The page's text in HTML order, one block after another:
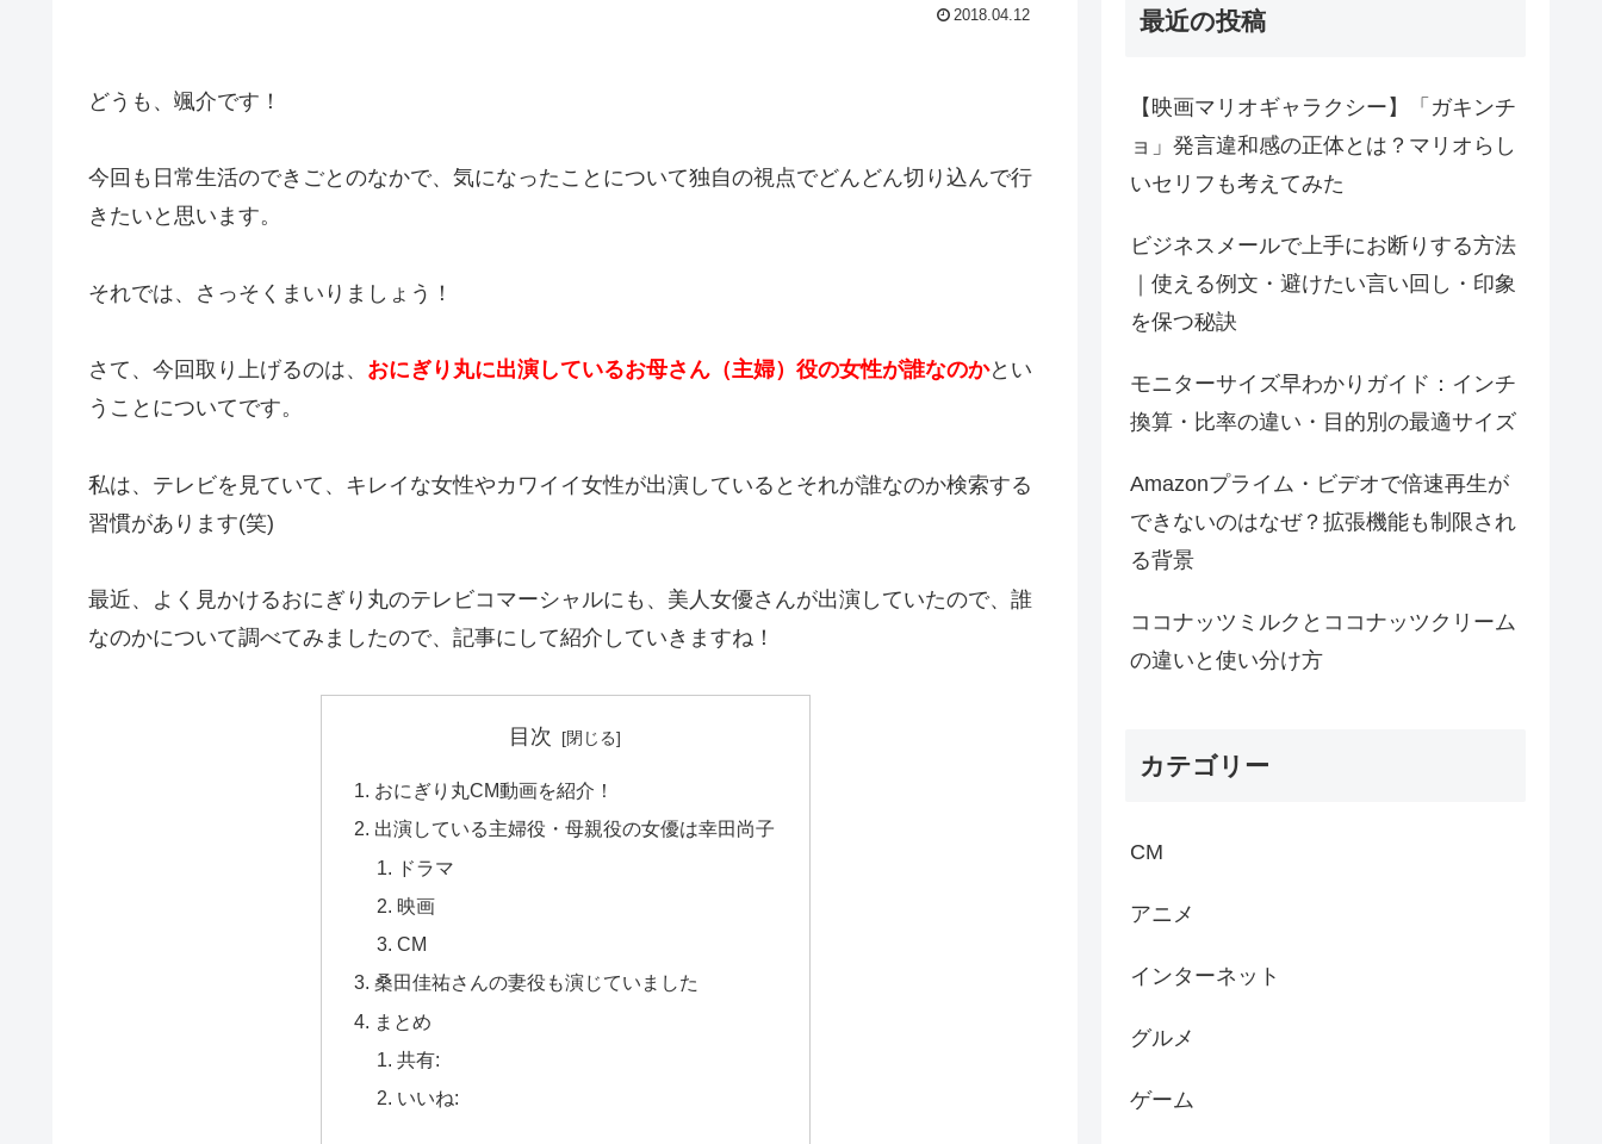
2018.04.12
どうも、颯介です！
今回も日常生活のできごとのなかで、気になったことについて独自の視点でどんどん切り込んで行
きたいと思います。
それでは、さっそくまいりましょう！
さて、今回取り上げるのは、 おにぎり丸に出演しているお母さん（主婦）役の女性が誰なのかとい
うことについてです。
私は、テレビを見ていて、キレイな女性やカワイイ女性が出演しているとそれが誰なのか検索する
習慣があります(笑)
最近、よく見かけるおにぎり丸のテレビコマーシャルにも、美人女優さんが出演していたので、誰
なのかについて調べてみましたので、記事にして紹介していきますね！
目次
おにぎり丸CM動画を紹介！
出演している主婦役・母親役の女優は幸田尚子
ドラマ
映画
CM
桑田佳祐さんの妻役も演じていました
まとめ
共有:
いいね:
最近の投稿
【映画マリオギャラクシー】「ガキンチ
ョ」発言違和感の正体とは？マリオらし
いセリフも考えてみた
ビジネスメールで上手にお断りする方法
｜使える例文・避けたい言い回し・印象
を保つ秘訣
モニターサイズ早わかりガイド：インチ
換算・比率の違い・目的別の最適サイズ
Amazonプライム・ビデオで倍速再生が
できないのはなぜ？拡張機能も制限され
る背景
ココナッツミルクとココナッツクリーム
の違いと使い分け方
カテゴリー
CM
アニメ
インターネット
グルメ
ゲーム